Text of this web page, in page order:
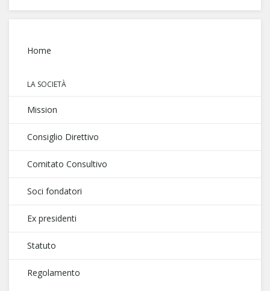
Home
LA SOCIETÀ
Mission
Consiglio Direttivo
Comitato Consultivo
Soci fondatori
Ex presidenti
Statuto
Regolamento